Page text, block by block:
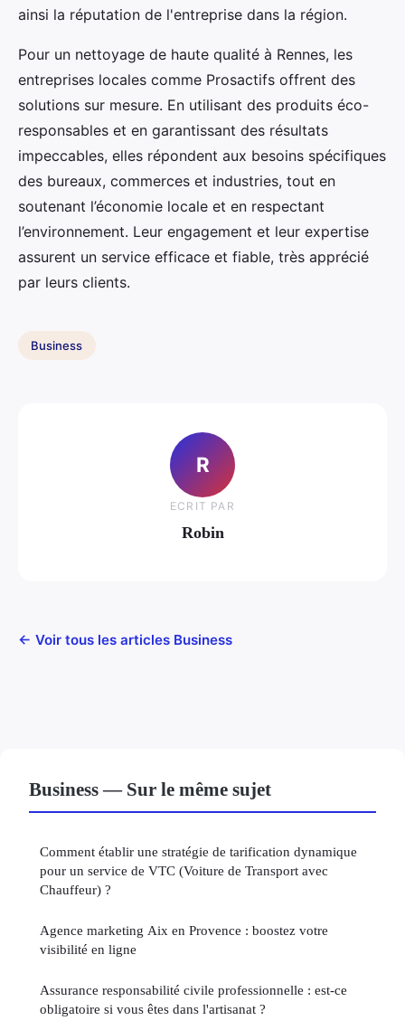
ainsi la réputation de l'entreprise dans la région.
Pour un nettoyage de haute qualité à Rennes, les
entreprises locales comme Prosactifs offrent des
solutions sur mesure. En utilisant des produits éco-
responsables et en garantissant des résultats
impeccables, elles répondent aux besoins spécifiques
des bureaux, commerces et industries, tout en
soutenant l’économie locale et en respectant
l’environnement. Leur engagement et leur expertise
assurent un service efficace et fiable, très apprécié
par leurs clients.
Business
R
ECRIT PAR
Robin
← Voir tous les articles Business
Business — Sur le même sujet
Comment établir une stratégie de tarification dynamique
pour un service de VTC (Voiture de Transport avec
Chauffeur) ?
Agence marketing Aix en Provence : boostez votre
visibilité en ligne
Assurance responsabilité civile professionnelle : est-ce
obligatoire si vous êtes dans l'artisanat ?